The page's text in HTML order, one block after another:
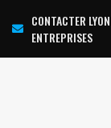
CONTACTER LYON
ENTREPRISES